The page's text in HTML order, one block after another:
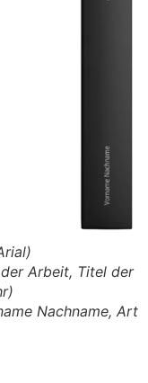
Arbeit, Titel der
Nachname, Art